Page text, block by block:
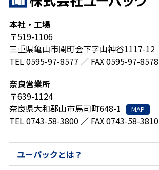
本社・工場
〒519-1106
三重県亀山市関町会下字山神谷1117-12
TEL 0595-97-8577 ／ FAX 0595-97-8578
奈良営業所
〒639-1124
奈良県大和郡山市馬司町648-1
MAP
TEL 0743-58-3800 ／ FAX 0743-58-3810
ユーパックとは？